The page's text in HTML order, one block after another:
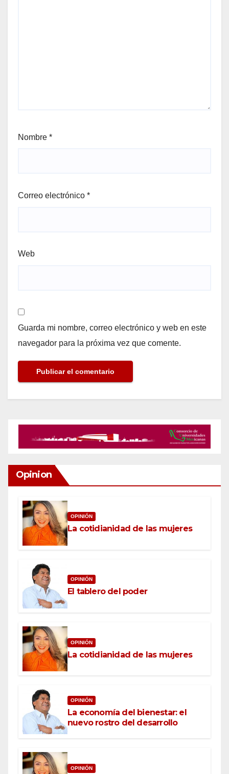
Nombre *
Correo electrónico *
Web
Guarda mi nombre, correo electrónico y web en este
navegador para la próxima vez que comente.
Opinion
OPINIÓN
La cotidianidad de las mujeres
OPINIÓN
El tablero del poder
OPINIÓN
La cotidianidad de las mujeres
OPINIÓN
La economía del bienestar: el
nuevo rostro del desarrollo
OPINIÓN